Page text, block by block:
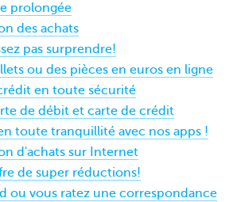
prolongée
des achats
pas surprendre!
ou des pièces en euros en ligne
en toute sécurité
de débit et carte de crédit
toute tranquillité avec nos apps !
d'achats sur Internet
de super réductions!
ou vous ratez une correspondance